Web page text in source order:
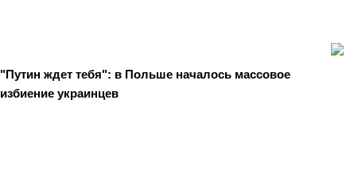
"Путин ждет тебя": в Польше началось массовое
избиение украинцев